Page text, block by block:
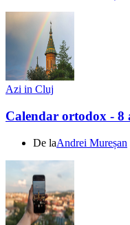
Azi in Cluj
Calendar ortodox - 8
De laAndrei Mureșan